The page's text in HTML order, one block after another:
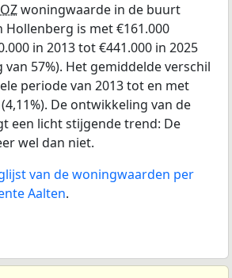
woningwaarde in de buurt
Hollenberg is met €161.000
in 2013 tot €441.000 in 2025
57%). Het gemiddelde verschil
periode van 2013 tot en met
De ontwikkeling van de
een licht stijgende trend: De
wel dan niet.
van de woningwaarden per
Aalten.